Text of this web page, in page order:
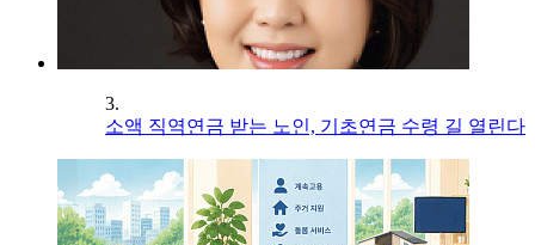
3.
소액 직역연금 받는 노인, 기초연금 수령 길 열린다